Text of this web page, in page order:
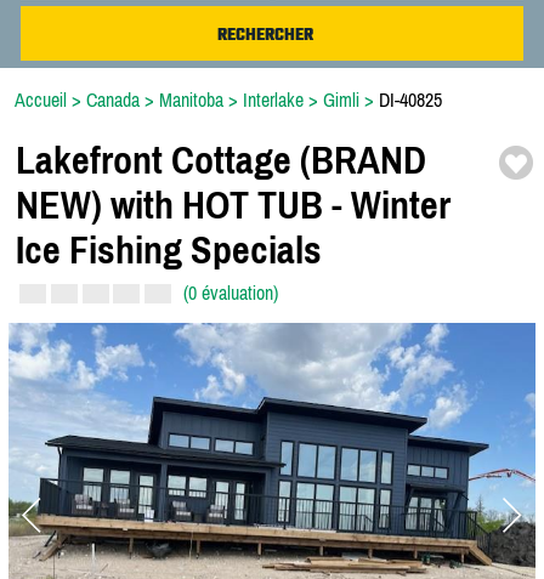
Accueil > Canada > Manitoba > Interlake > Gimli > DI-40825
Lakefront Cottage (BRAND
NEW) with HOT TUB -Winter
Ice Fishing Specials
(0 évaluation)